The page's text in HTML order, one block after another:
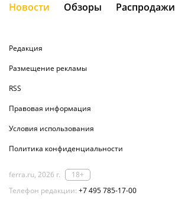
Новости Обзоры Распродажи
Редакция
Размещение рекламы
RSS
Правовая информация
Условия использования
Политика конфиденциальности
ferra.ru, 2026 г.
18+
Телефон редакции: +7 495 785-17-00